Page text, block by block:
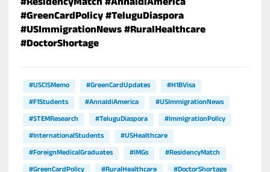
#ResidencyMatch#AnnaIdiAmerica
#GreenCardPolicy#TeluguDiaspora
#USImmigrationNews#RuralHealthcare
#DoctorShortage
#USCISMemo #GreenCardUpdates
#H1BVisa
#F1Students
#AnnaIdiAmerica
#USImmigrationNews
#STEMResearch
#TeluguDiaspora
#ImmigrationPolicy
#InternationalStudents
#USHealthcare
#ForeignMedicalGraduates
#IMGs
#ResidencyMatch